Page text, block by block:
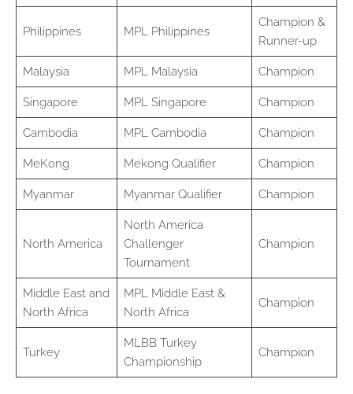
Philippines MPL Philippines
Champion &
Runner-up
Malaysia MPL Malaysia Champion
Singapore MPL Singapore Champion
Cambodia MPL Cambodia Champion
MeKong Mekong Qualifier Champion
Myanmar Myanmar Qualifier Champion
North America
North America
Challenger
Tournament
Champion
Middle East and
North Africa
MPL Middle East &
North Africa
Champion
Turkey
MLBB Turkey
Championship
Champion